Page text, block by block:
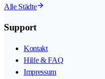
Alle Städte
Support
Kontakt
Hilfe & FAQ
Impressum